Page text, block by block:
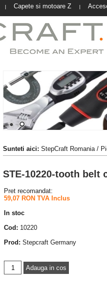
| Capete si motoare Z |
Sunteti aici: StepCraft Romania/
STE-10220-tooth belt
Pret recomandat:
59,07 RON TVA Inclus
In stoc
Cod: 10220
Prod: Stepcraft Germany